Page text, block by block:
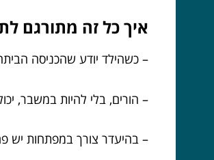
איך כל זה מתורגם
– כשהילד יודע שהכניסה
– הורים, בלי להיות במשבר,
– בהיעדר צורך במפתחות יש